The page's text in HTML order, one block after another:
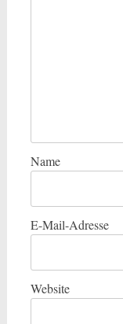
Name
E-Mail-Adresse
Website